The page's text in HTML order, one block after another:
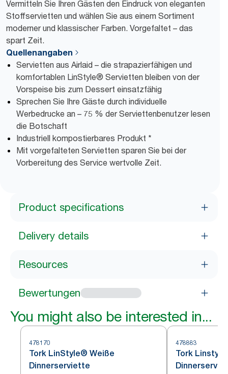
Vermitteln Sie Ihren Gästen den Eindruck von eleganten
Stoffservietten und wählen Sie aus einem Sortiment
moderner und klassischer Farben. Vorgefaltet – das
spart Zeit.
Quellenangaben
Servietten aus Airlaid – die strapazierfähigen und
komfortablen LinStyle® Servietten bleiben von der
Vorspeise bis zum Dessert einsatzfähig
Sprechen Sie Ihre Gäste durch individuelle
Werbedrucke an – 75 % der Serviettenbenutzer lesen
die Botschaft
Industriell kompostierbares Produkt *
Mit vorgefalteten Servietten sparen Sie bei der
Vorbereitung des Service wertvolle Zeit.
Product specifications
Delivery details
Resources
Bewertungen
You might also be interested in...
478170
Tork LinStyle® Weiße
Dinnerserviette
478883
Tork